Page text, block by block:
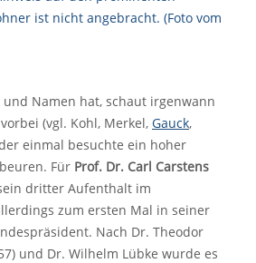
und Namen hat, schaut irgenwann
(vgl. Kohl, Merkel, Gauck,
einmal besuchte ein hoher
Für Prof. Dr. Carl Carstens
dritter Aufenthalt im
zum ersten Mal in seiner
Nach Dr. Theodor
und Dr. Wilhelm Lübke wurde es